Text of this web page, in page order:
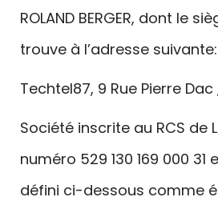
ROLAND BERGER, dont le
trouve à l’adresse suivante:
Techtel87, 9 Rue Pierre Dac
Société inscrite au RCS de
numéro 529 130 169 000 31
défini ci-dessous comme